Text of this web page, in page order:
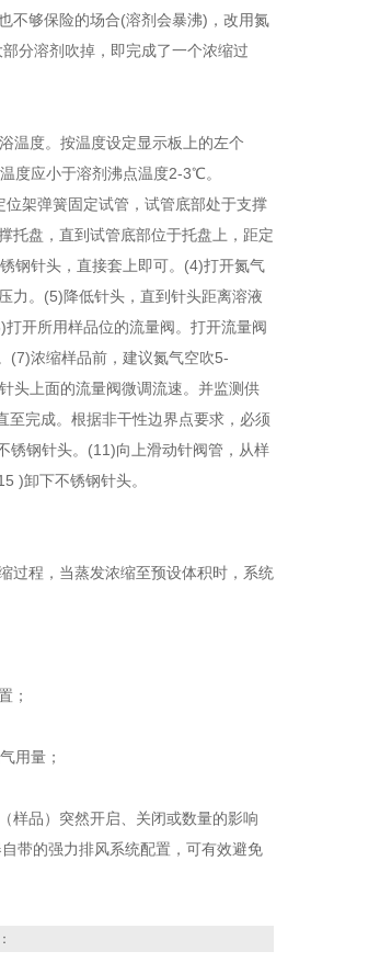
不够保险的场合(溶剂会暴沸)，改用氮
分溶剂吹掉，即完成了一个浓缩过
温度。按温度设定显示板上的左个
度应小于溶剂沸点温度2-3℃。
架弹簧固定试管，试管底部处于支撑
托盘，直到试管底部位于托盘上，距定
钢针头，直接套上即可。(4)打开氮气
力。(5)降低针头，直到针头距离溶液
开所用样品位的流量阀。打开流量阀
(7)浓缩样品前，建议氮气空吹5-
头上面的流量阀微调流速。并监测供
完成。根据非干性边界点要求，必须
锈钢针头。(11)向上滑动针阀管，从样
)卸下不锈钢针头。
过程，当蒸发浓缩至预设体积时，系统
；
用量 ；
样品）突然开启、关闭或数量的影响
带的强力排风系统配置，可有效避免